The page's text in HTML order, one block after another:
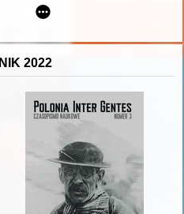
ze zbrodniami II wojny
2022